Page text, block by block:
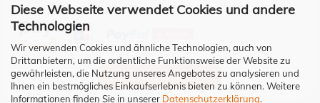
Diese Webseite verwendet Cookies und andere
Technologien
Wir verwenden Cookies und ähnliche Technologien, auch von
Drittanbietern, um die ordentliche Funktionsweise der Website zu
gewährleisten, die Nutzung unseres Angebotes zu analysieren und
Ihnen ein bestmögliches Einkaufserlebnis bieten zu können. Weitere
Informationen finden Sie in unserer Datenschutzerklärung.
Bestellung widerrufen